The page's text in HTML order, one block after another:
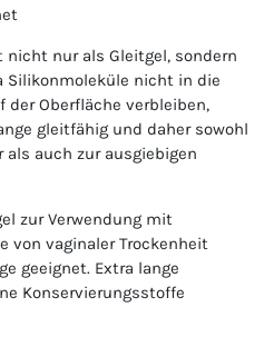
nicht nur als Gleitgel, sondern
Silikonmoleküle nicht in die
der Oberfläche verbleiben,
gleitfähig und daher sowohl
auch zur ausgiebigen
zur Verwendung mit
von vaginaler Trockenheit
geeignet. Extra lange
Konservierungsstoffe